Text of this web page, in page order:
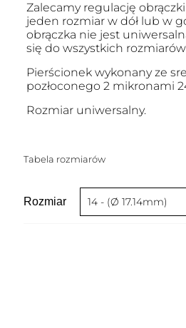
Zalecamy regulację
jeden rozmiar w dół lub w
obrączka nie jest
się do wszystkich
Pierścionek wykonany ze
pozłoconego 2 mikronami
Rozmiar uniwersalny.
Tabela rozmiarów
Rozmiar